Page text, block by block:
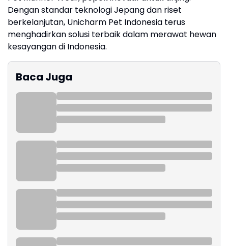
Dengan standar teknologi Jepang dan riset
berkelanjutan, Unicharm Pet Indonesia terus
menghadirkan solusi terbaik dalam merawat hewan
kesayangan di Indonesia.
Baca Juga